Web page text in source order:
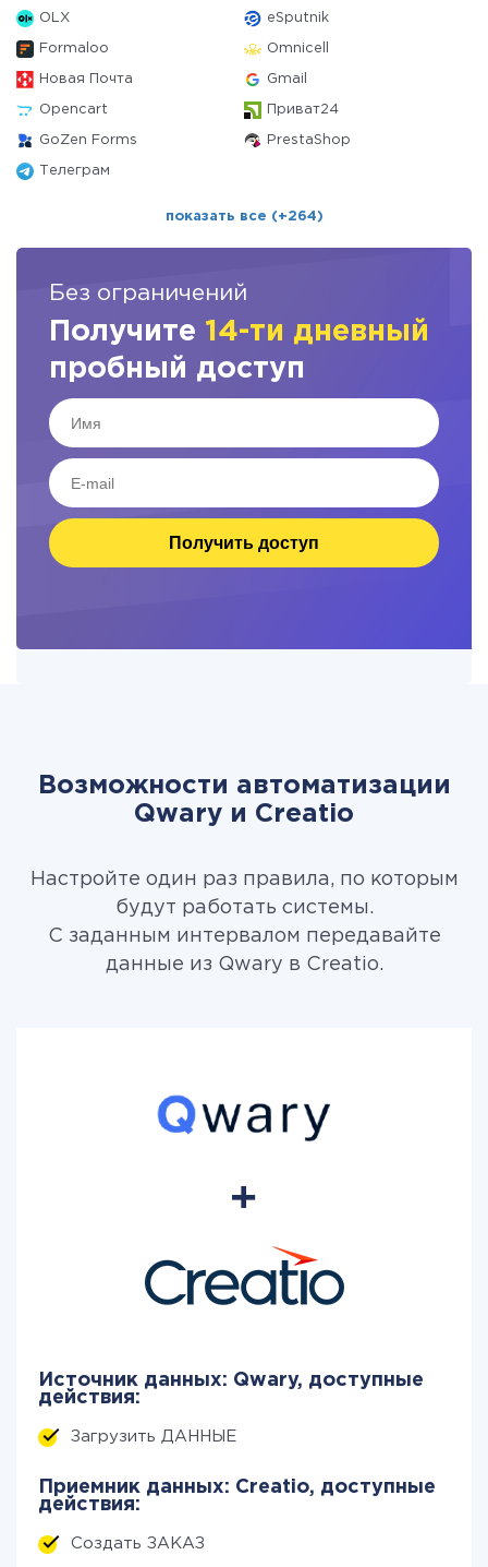
OLX eSputnik
Formaloo Omnicell
Новая Почта Gmail
Opencart Приват24
GoZen Forms PrestaShop
Телеграм
показать все (+264)
Без ограничений
Получите 14-ти дневный
пробный доступ
Получить доступ
Возможности автоматизации
Qwary и Creatio
Настройте один раз правила, по которым
будут работать системы.
С заданным интервалом передавайте
данные из Qwary в Creatio.
Источник данных: Qwary, доступные
действия:
Загрузить ДАННЫЕ
Приемник данных: Creatio, доступные
действия:
Создать ЗАКАЗ